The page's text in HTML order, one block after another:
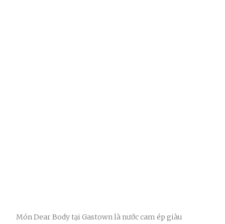
Món Dear Body tại Gastown là nước cam ép giàu